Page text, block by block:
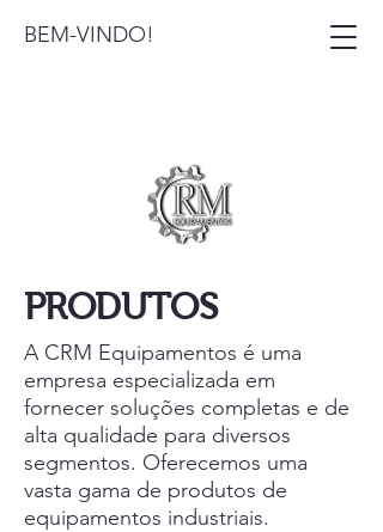
BEM-VINDO!
PRODUTOS
A CRM Equipamentos é uma
empresa especializada em
fornecer soluções completas e de
alta qualidade para diversos
segmentos. Oferecemos uma
vasta gama de produtos de
equipamentos industriais.